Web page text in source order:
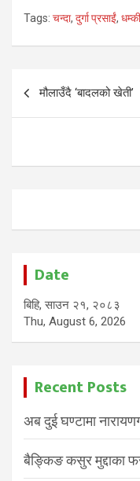
Tags: चन्दा, दुर्गा प्रसाईं, धम्की
Post
navigation
मौलाउँदै ‘बादलको खेती’
Date
बिहि, साउन २१, २०८३
Thu, August 6, 2026
Recent Posts
अब दुई घण्टामा
बैङ्किङ कसुर मुद्दाका